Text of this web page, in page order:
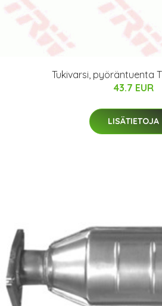
Tukivarsi, pyöräntuenta
43.7 EUR
LISÄTIETOJA